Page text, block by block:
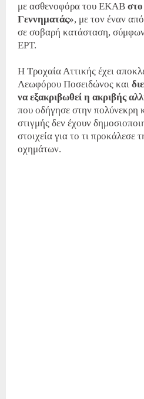
με ασθενοφόρα του ΕΚΑΒ
Γεννηματάς», με τον έναν
σε σοβαρή κατάσταση,
ΕΡΤ.
Η Τροχαία Αττικής έχει
Λεωφόρου Ποσειδώνος και
να εξακριβωθεί η ακριβής
που οδήγησε στην πολύνεκρη
στιγμής δεν έχουν
στοιχεία για το τι προκάλεσε
οχημάτων.